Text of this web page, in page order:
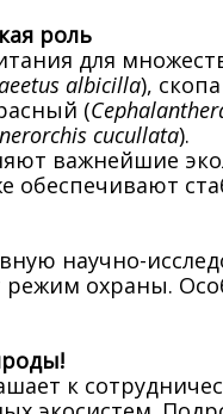
роль
для
albicilla),
(
cucullata).
важнейшие
обеспечивают
научно-
режим охраны.
к